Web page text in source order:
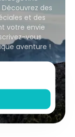
des
et des
votre envie
vous
aventure !